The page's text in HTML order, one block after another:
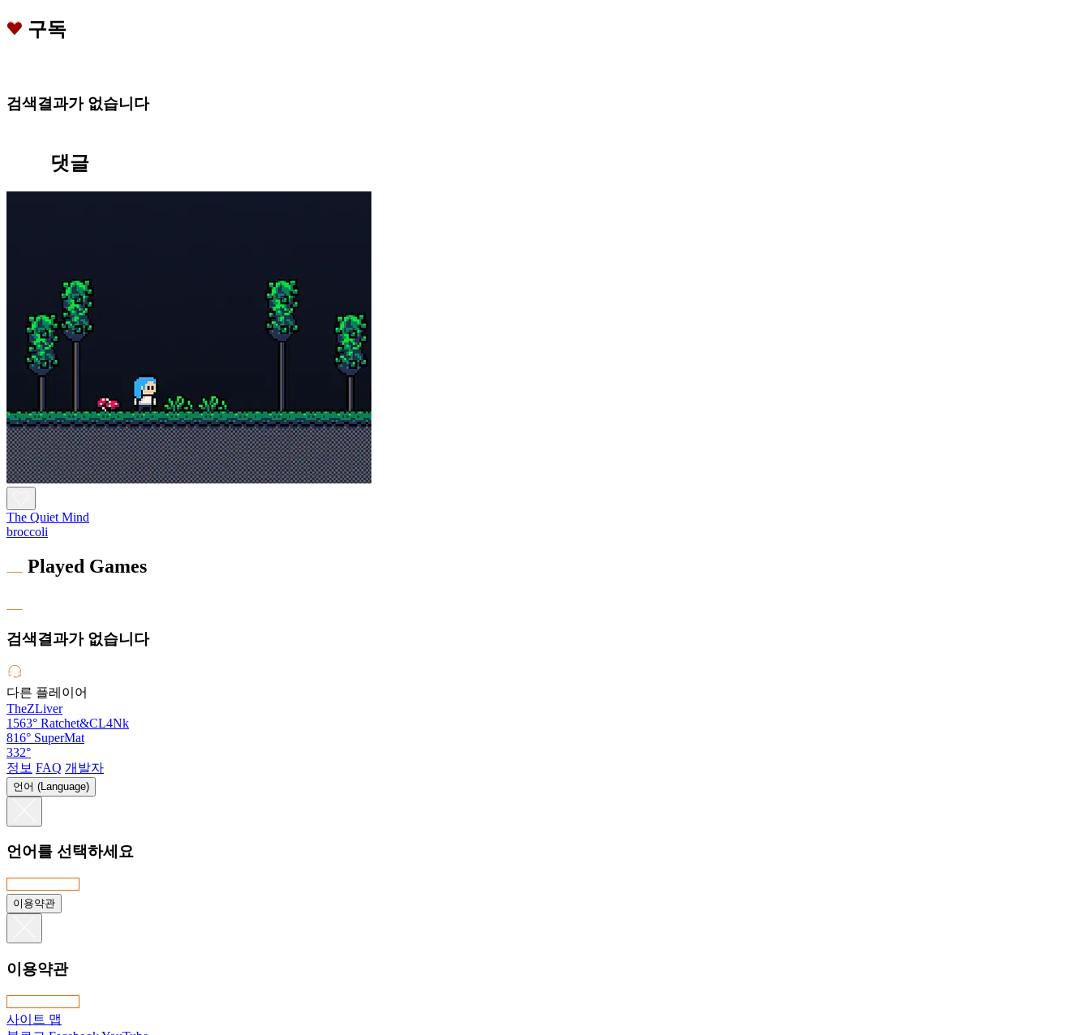
구독
검색결과가 없습니다
댓글
The Quiet Mind
broccoli
Played Games
검색결과가 없습니다
다른 플레이어
TheZLiver
1563° Ratchet&CL4Nk
816° SuperMat
332°
정보 FAQ 개발자
언어 (Language)
언어를 선택하세요
이용약관
이용약관
사이트 맵